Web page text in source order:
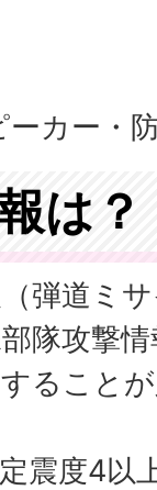
カー・
は？
弾道ミ
隊攻撃
ること
震度4以